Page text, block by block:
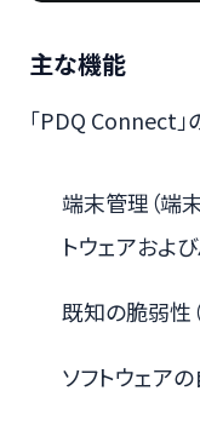
主な機能
「PDQ Connect
端末管理（端
トウェアおよ
既知の脆弱性
ソフトウェア